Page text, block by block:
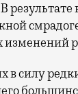
силу